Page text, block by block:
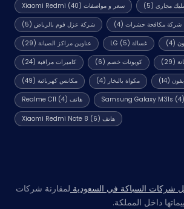
سعر و مواصفات Xiaomi Redmi (40) مجاري (5)
شركة عزل فوم بالرياض(5) شركة مكافحة حشرات (4)
عناوين مراكز الصيانة(29) غسالة LG (5) (4)
كاميرات مراقبة(24) كوبونات خصم (6) (29)
مكانس كهربائية(49) مكواة بالبخار (4) (14)
هاتف Realme C11 (4) (4)
هاتف Xiaomi Redmi Note 8 (6)
شركات السباكة في السعودية لمقارنة شركات
داخل المملكة.